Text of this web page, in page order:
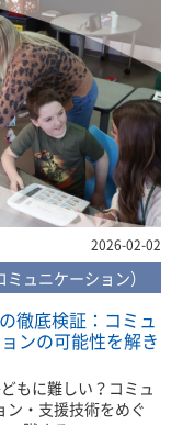
2026-02-02
ミュニケーション）
徹底検証：コミュ
ンの可能性を解き
もに難しい？コミュ
ン・支援技術をめぐ